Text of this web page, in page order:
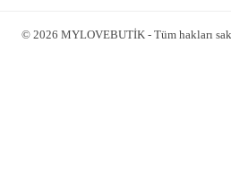
© 2026 MYLOVEBUTİK - Tüm hakları